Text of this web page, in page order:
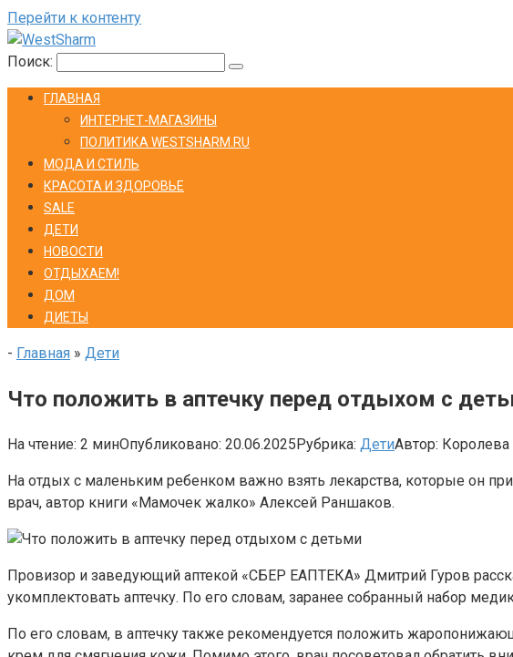
Перейти к контенту
Поиск:
ГЛАВНАЯ
ИНТЕРНЕТ-МАГАЗИНЫ
ПОЛИТИКА WESTSHARM.RU
МОДА И СТИЛЬ
КРАСОТА И ЗДОРОВЬЕ
SALE
ДЕТИ
НОВОСТИ
ОТДЫХАЕМ!
ДОМ
ДИЕТЫ
- Главная » Дети
Что положить в аптечку перед отдыхом с
На чтение: 2 минОпубликовано: 20.06.2025Рубрика: ДетиАвтор: Королева
На отдых с маленьким ребенком важно взять лекарства, которые он
врач, автор книги «Мамочек жалко» Алексей Раншаков.
Провизор и заведующий аптекой «СБЕР ЕАПТЕКА» Дмитрий Гуров
укомплектовать аптечку. По его словам, заранее собранный набор
По его словам, в аптечку также рекомендуется положить